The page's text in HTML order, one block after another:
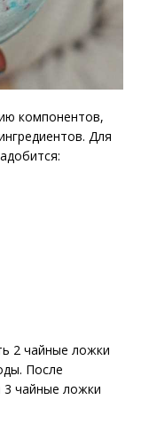
компонентов,
Для
2 чайные ложки
После
чайные ложки